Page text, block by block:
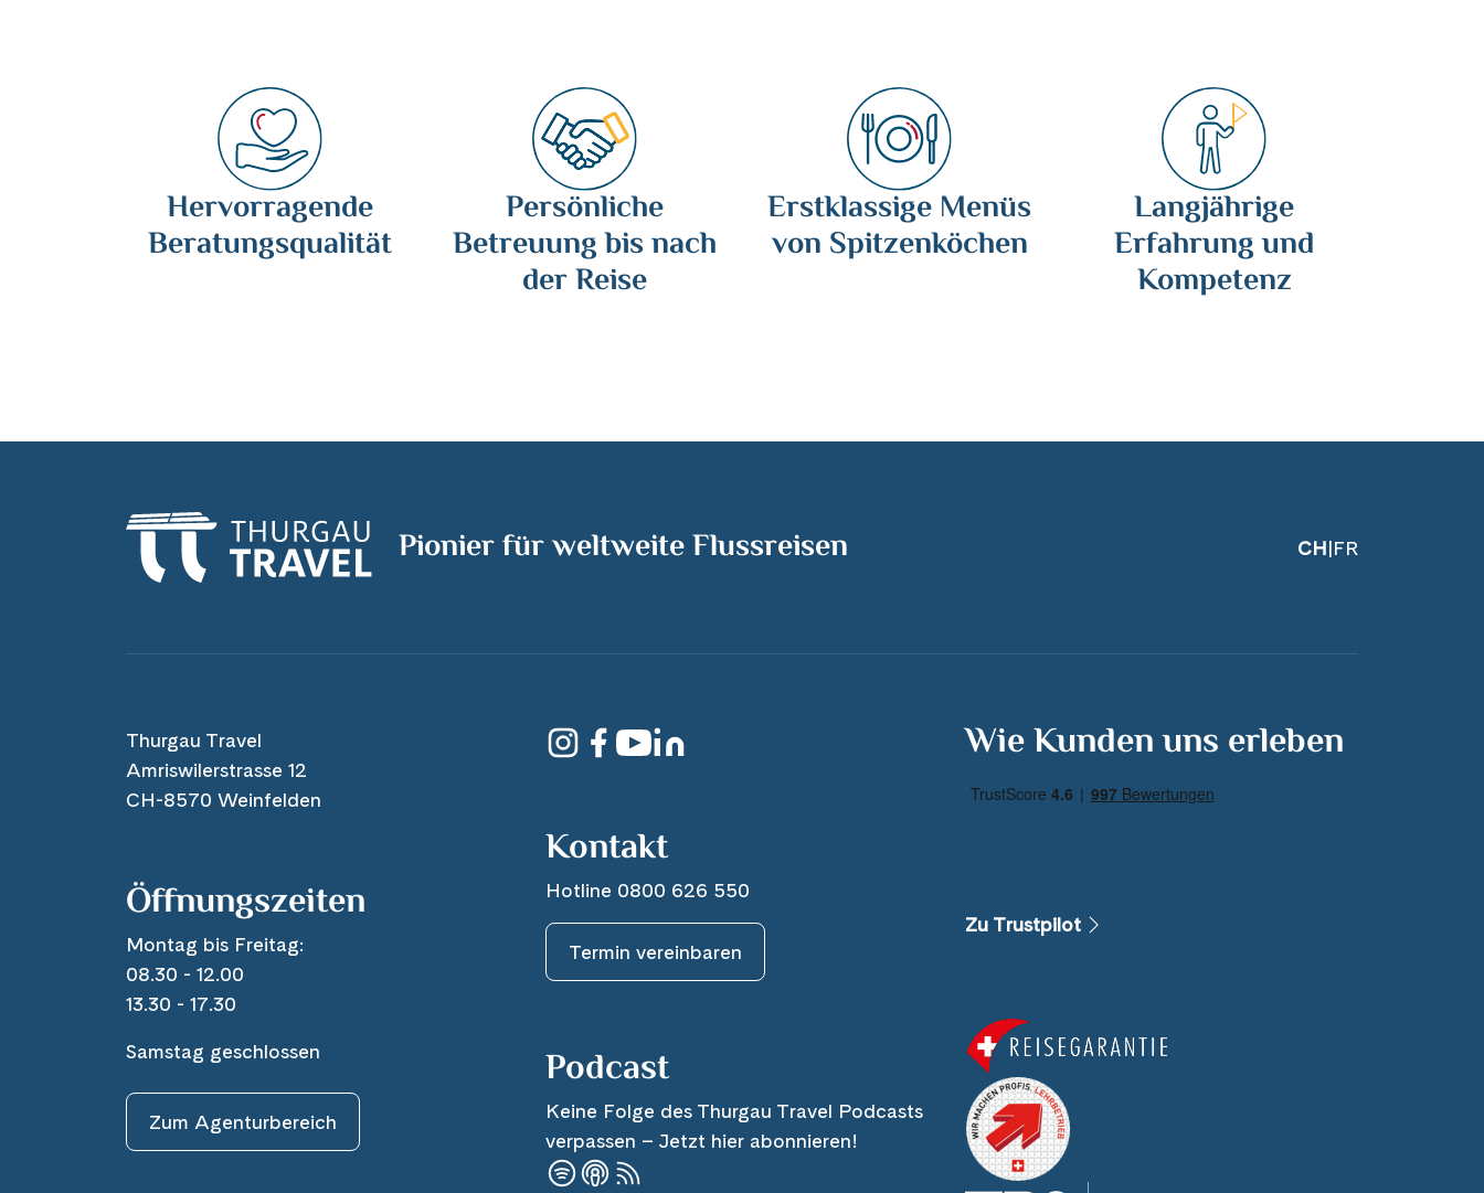
Hervorragende
Beratungsqualität
Persönliche
Betreuung bis nach
der Reise
Erstklassige Menüs
von Spitzenköchen
Langjährige
Erfahrung und
Kompetenz
Pionier für weltweite Flussreisen CH|FR
Thurgau Travel
Amriswilerstrasse 12
CH-8570 Weinfelden
Öffnungszeiten
Montag bis Freitag:
08.30 - 12.00
13.30 - 17.30
Samstag geschlossen
Zum Agenturbereich
Kontakt
Hotline 0800 626 550
Termin vereinbaren
Podcast
Keine Folge des Thurgau Travel Podcasts
verpassen – Jetzt hier abonnieren!
Wie Kunden uns erleben
Zu Trustpilot